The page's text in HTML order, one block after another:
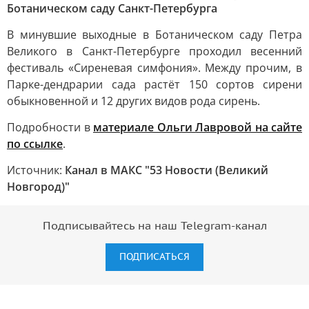
Ботаническом саду Санкт-Петербурга
В минувшие выходные в Ботаническом саду Петра
Великого в Санкт-Петербурге проходил весенний
фестиваль «Сиреневая симфония». Между прочим, в
Парке-дендрарии сада растёт 150 сортов сирени
обыкновенной и 12 других видов рода сирень.
Подробности в материале Ольги Лавровой на сайте
по ссылке.
Источник: Канал в МАКС "53 Новости (Великий
Новгород)"
Подписывайтесь на наш Telegram-канал
ПОДПИСАТЬСЯ